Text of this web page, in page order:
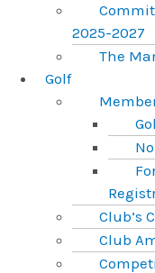
2025-2027
The
Golf
Club’s
Club